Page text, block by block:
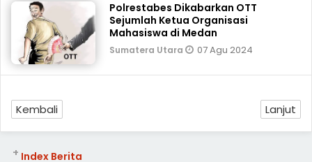
Polrestabes Dikabarkan OTT
Sejumlah Ketua Organisasi
Mahasiswa di Medan
Sumatera Utara 07 Agu 2024
Kembali Lanjut
Index Berita
+